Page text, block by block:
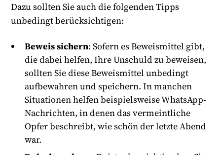
Dazu sollten Sie auch die folgenden Tipps
unbedingt berücksichtigen:
Beweis sichern: Sofern es Beweismittel gibt,
die dabei helfen, Ihre Unschuld zu beweisen,
sollten Sie diese Beweismittel unbedingt
aufbewahren und speichern. In manchen
Situationen helfen beispielsweise WhatsApp-
Nachrichten, in denen das vermeintliche
Opfer beschreibt, wie schön der letzte Abend
war.